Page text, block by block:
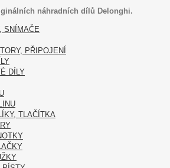
náhradních dílů Delonghi.
SNÍMAČE
PŘIPOJENÍ
DÍLY
TLAČÍTKA